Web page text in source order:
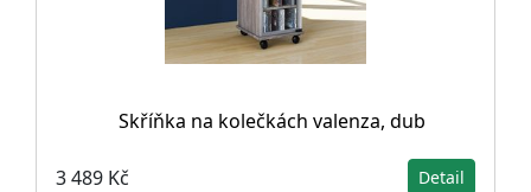
Skříňka na kolečkách valenza, dub
3 489 Kč Detail